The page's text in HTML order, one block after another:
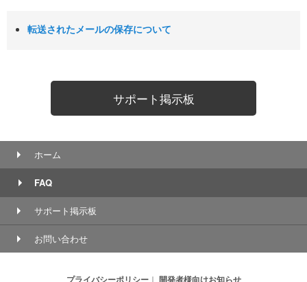
転送されたメールの保存について
サポート掲示板
ホーム
FAQ
サポート掲示板
お問い合わせ
プライバシーポリシー｜ 開発者様向けお知らせ